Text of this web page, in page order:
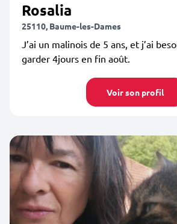
Rosalia
25110, Baume-les-Dames
J’ai un malinois de 5 ans, et j’ai
garder 4jours en fin août.
Voir son profil